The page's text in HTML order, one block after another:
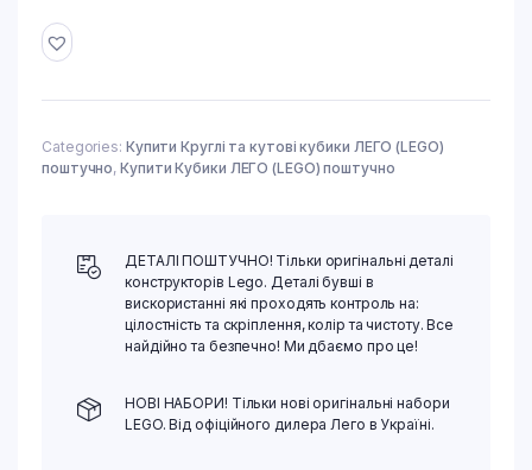
Categories: Купити Круглі та кутові кубики ЛЕГО (LEGO)
поштучно,Купити Кубики ЛЕГО (LEGO) поштучно
ДЕТАЛІ ПОШТУЧНО! Тільки оригінальні деталі
конструкторів Lego. Деталі бувші в
вискористанні які проходять контроль на:
цілостність та скріплення, колір та чистоту. Все
найдійно та безпечно! Ми дбаємо про це!
НОВІ НАБОРИ! Тільки нові оригінальні набори
LEGO. Від офіційного дилера Лего в Україні.